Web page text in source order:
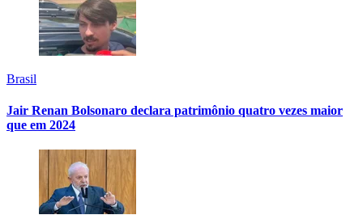
Brasil
Jair Renan Bolsonaro declara patrimônio quatro vezes maior
que em 2024